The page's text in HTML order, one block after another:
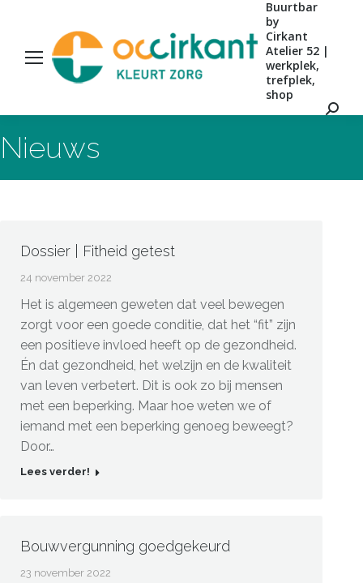
Buurtbar
by
Cirkant
Atelier 52 |
werkplek,
trefplek,
shop
Nieuws
Dossier | Fitheid getest
24 november 2022
Het is algemeen geweten dat veel bewegen
zorgt voor een goede conditie, dat het “fit” zijn
een positieve invloed heeft op de gezondheid.
Én dat gezondheid, het welzijn en de kwaliteit
van leven verbetert. Dit is ook zo bij mensen
met een beperking. Maar hoe weten we of
iemand met een beperking genoeg beweegt?
Door…
Lees verder!
Bouwvergunning goedgekeurd
23 november 2022